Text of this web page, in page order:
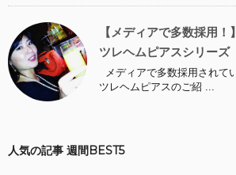
【メディアで多数採用
ツレヘムピアスシリーズ
メディアで多数採用されて
ツレヘムピアスのご紹 ...
人気の記事 週間BEST5